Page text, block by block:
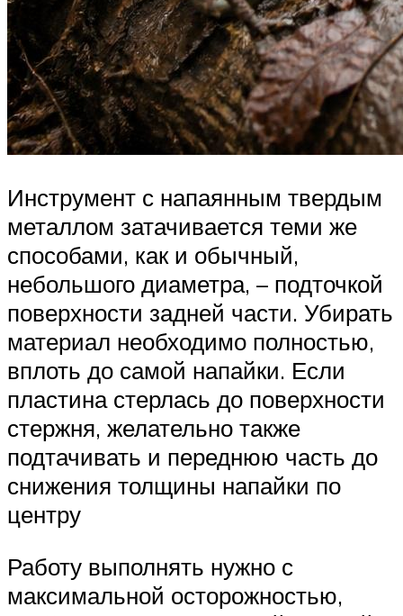
Инструмент с напаянным твердым
металлом затачивается теми же
способами, как и обычный,
небольшого диаметра, – подточкой
поверхности задней части. Убирать
материал необходимо полностью,
вплоть до самой напайки. Если
пластина стерлась до поверхности
стержня, желательно также
подтачивать и переднюю часть до
снижения толщины напайки по
центру
Работу выполнять нужно с
максимальной осторожностью,